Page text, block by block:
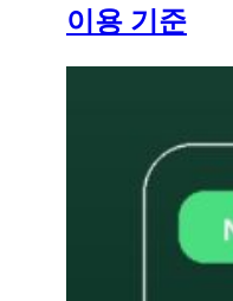
이용 기준